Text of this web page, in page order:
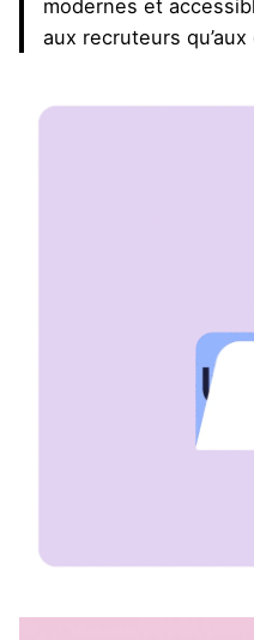
modernes et
aux recruteurs